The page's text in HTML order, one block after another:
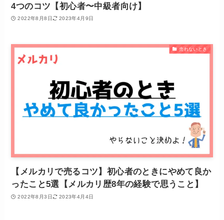
4つのコツ【初心者〜中級者向け】
2022年8月8日 2023年4月9日
売れないとき
【メルカリで売るコツ】初心者のときにやめて良か
ったこと5選【メルカリ歴8年の経験で思うこと】
2022年8月3日 2023年4月4日